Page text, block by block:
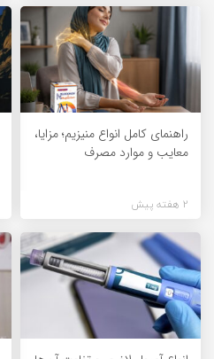
راهنمای کامل انواع منیزیم؛ مزایا،
معایب و موارد مصرف
2 هفته پیش